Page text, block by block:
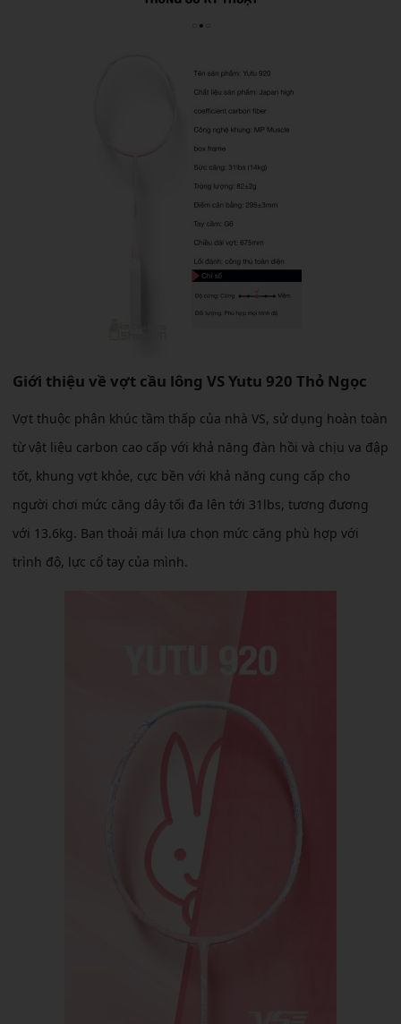
Giới thiệu về vợt cầu lông VS Yutu 920 Thỏ Ngọc
Vợt thuộc phân khúc tầm thấp của nhà VS, sử dụng hoàn toàn
từ vật liệu carbon cao cấp với khả năng đàn hồi và chịu va đập
tốt, khung vợt khỏe, cực bền với khả năng cung cấp cho
người chơi mức căng dây tối đa lên tới 31lbs, tương đương
với 13.6kg. Bạn thoải mái lựa chọn mức căng phù hợp với
trình độ, lực cổ tay của mình.